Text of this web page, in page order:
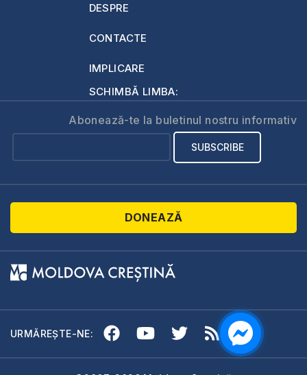
DESPRE
CONTACTE
IMPLICARE
SCHIMBĂ LIMBA:
Abonează-te la buletinul nostru informativ
DONEAZĂ
URMĂREȘTE-NE: